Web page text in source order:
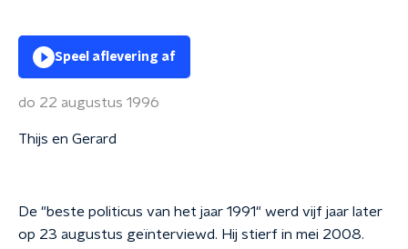
Speel aflevering af
do 22 augustus 1996
Thijs en Gerard
De "beste politicus van het jaar 1991" werd vijf jaar later
op 23 augustus geïnterviewd. Hij stierf in mei 2008.